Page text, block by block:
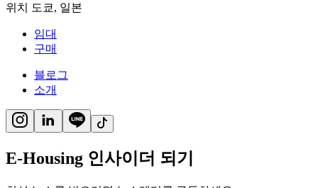
위치 도쿄, 일본
임대
구매
블로그
소개
E-Housing 인사이더 되기